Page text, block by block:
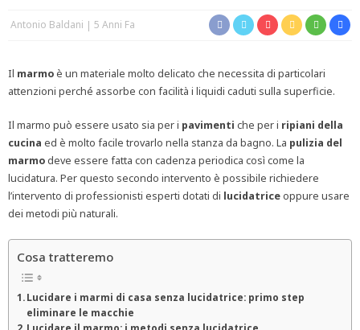
Antonio Baldani 5 Anni Fa
Il marmoè un materiale molto delicato che necessita di particolari
attenzioni perché assorbe con facilità i liquidi caduti sulla superficie.
Il marmo può essere usato sia per i pavimenti che per i ripiani della
cucina ed è molto facile trovarlo nella stanza da bagno. La pulizia del
marmodeve essere fatta con cadenza periodica così come la
lucidatura. Per questo secondo intervento è possibile richiedere
l’intervento di professionisti esperti dotati di lucidatriceoppure usare
dei metodi più naturali.
Cosa tratteremo
Lucidare i marmi di casa senza lucidatrice: primo step
eliminare le macchie